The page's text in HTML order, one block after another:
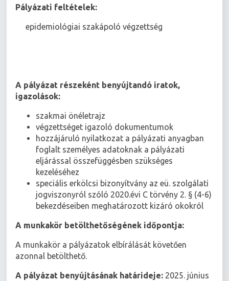
Pályázati feltételek:
 epidemiológiai szakápoló végzettség
A pályázat részeként benyújtandó iratok,
igazolások:
szakmai önéletrajz
végzettséget igazoló dokumentumok
hozzájáruló nyilatkozat a pályázati anyagban
foglalt személyes adatoknak a pályázati
eljárással összefüggésben szükséges
kezeléséhez
speciális erkölcsi bizonyítvány az eü. szolgálati
jogviszonyról szóló 2020.évi C törvény 2. § (4-6)
bekezdéseiben meghatározott kizáró okokról
A munkakör betölthetőségének időpontja:
A munkakör a pályázatok elbírálását követően
azonnal betölthető.
A pályázat benyújtásának határideje: 2025. június